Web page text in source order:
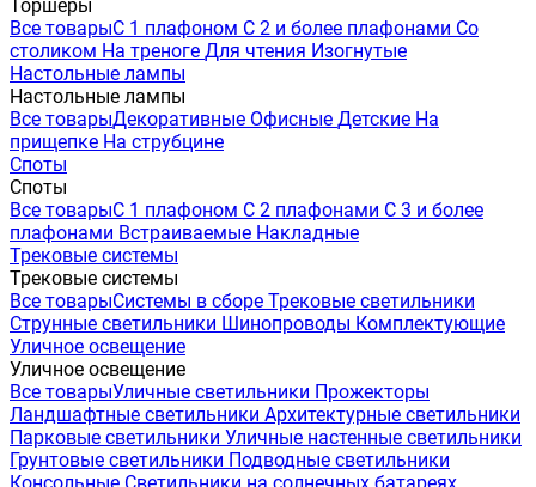
Торшеры
Все товарыС 1 плафоном С 2 и более плафонами Со
столиком На треноге Для чтения Изогнутые
Настольные лампы
Настольные лампы
Все товарыДекоративные Офисные Детские На
прищепке На струбцине
Споты
Споты
Все товарыС 1 плафоном С 2 плафонами С 3 и более
плафонами Встраиваемые Накладные
Трековые системы
Трековые системы
Все товарыСистемы в сборе Трековые светильники
Струнные светильники Шинопроводы Комплектующие
Уличное освещение
Уличное освещение
Все товарыУличные светильники Прожекторы
Ландшафтные светильники Архитектурные светильники
Парковые светильники Уличные настенные светильники
Грунтовые светильники Подводные светильники